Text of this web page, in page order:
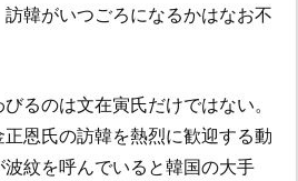
韓がいつごろになるかはなお不
るのは文在寅氏だけではない。
恩氏の訪韓を熱烈に歓迎する動
紋を呼んでいると韓国の大手